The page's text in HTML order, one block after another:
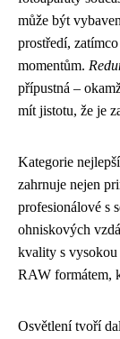
může být
prostředí,
momentům.
přípustná –
mít jistotu, že je
Kategorie
zahrnuje nejen
profesionálové s
ohniskových
kvality s vysokou
RAW formátem,
Osvětlení tvoří